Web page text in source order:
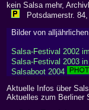
kein Salsa mehr,
Potsdamerstr. 84,
Bilder von
Salsa-Festival 2002
Salsa-Festival 2003
Salsaboot 2004
Aktuelle Infos über
Aktuelles zum Berliner